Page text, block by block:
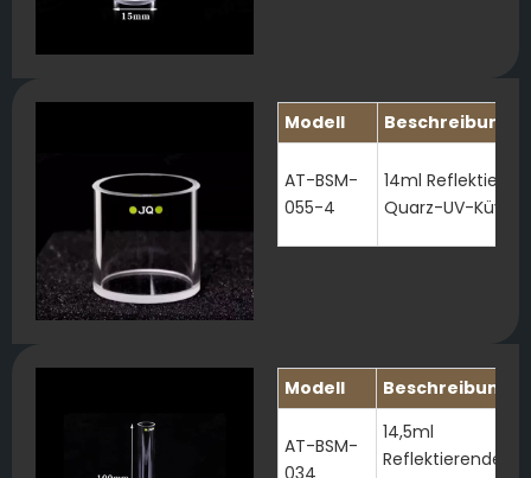
Modell Beschreibung
AT-BSM-
055-4
14ml
Quarz-UV-
Modell Beschreibung
AT-BSM-
034
14,5ml
Reflektierende